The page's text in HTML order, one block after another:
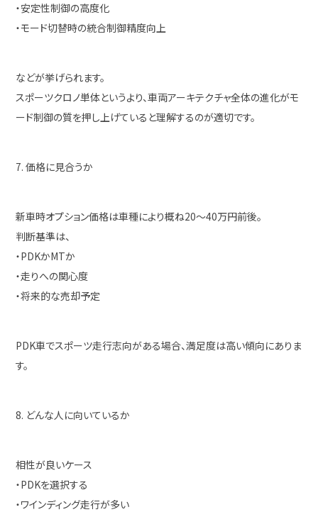
・安定性制御の高度化
・モード切替時の統合制御精度向上
などが挙げられます。
スポーツクロノ単体というより、車両アーキテクチャ全体の進化がモ
ード制御の質を押し上げていると理解するのが適切です。
7. 価格に見合うか
新車時オプション価格は車種により概ね20〜40万円前後。
判断基準は、
・PDKかMTか
・走りへの関心度
・将来的な売却予定
PDK車でスポーツ走行志向がある場合、満足度は高い傾向にありま
す。
8. どんな人に向いているか
相性が良いケース
・PDKを選択する
・ワインディング走行が多い